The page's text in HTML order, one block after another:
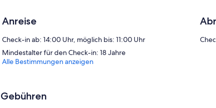
Anreise
Check-in ab: 14:00 Uhr, möglich bis: 11:00 Uhr
Mindestalter für den Check-in: 18 Jahre
Alle Bestimmungen anzeigen
Gebühren